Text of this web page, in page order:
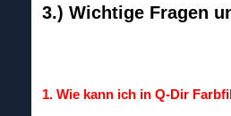
3.) Wichtige Fragen
1. Wie kann ich in Q-Dir